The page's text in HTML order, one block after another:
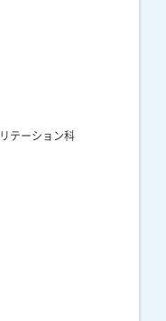
テーション科